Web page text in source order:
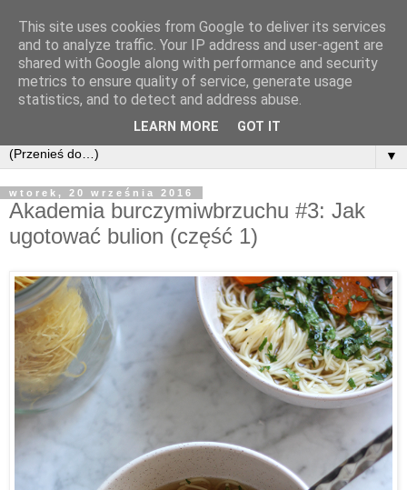
▼
wtorek, 20 września 2016
Akademia burczymiwbrzuchu #3: Jak
ugotować bulion (część 1)
This site uses cookies from Google to deliver its services
and to analyze traffic. Your IP address and user-agent are
shared with Google along with performance and security
metrics to ensure quality of service, generate usage
statistics, and to detect and address abuse.
LEARN MORE GOT IT